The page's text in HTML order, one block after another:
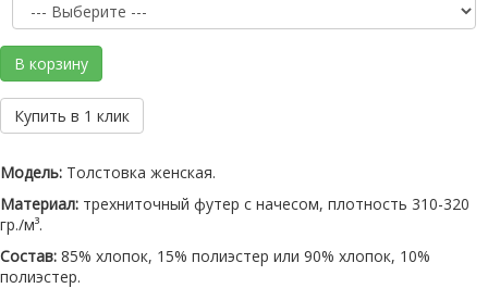
В корзину
Купить в 1 клик
Модель: Толстовка женская.
Материал: трехниточный футер с начесом, плотность 310-320
гр./м³.
Состав: 85% хлопок, 15% полиэстер или 90% хлопок, 10%
полиэстер.